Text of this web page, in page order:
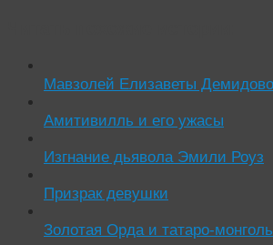
Мавзолей Елизаветы
Амитивилль и его ужасы
Изгнание дьявола Эмили Роуз
Призрак девушки
Золотая Орда и татаро-